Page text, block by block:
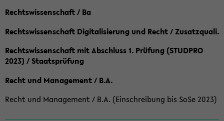
Rechtswissenschaft / Ba
Rechtswissenschaft Digitalisierung und Recht / Zusatzquali.
Rechtswissenschaft mit Abschluss 1. Prüfung (STUDPRO
2023) / Staatsprüfung
Recht und Management / B.A.
Recht und Management / B.A. (Einschreibung bis SoSe 2023)